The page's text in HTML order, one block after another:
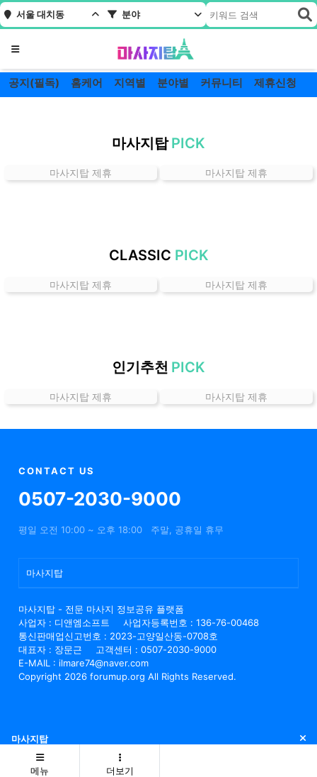
서울 대치동 분야
메뉴
공지(필독) 홈케어 지역별 분야별 커뮤니티 제휴신청
동
위
샵
천
마사지탑 PICK
마사지탑 제휴 마사지탑 제휴
CLASSIC PICK
마사지탑 제휴 마사지탑 제휴
인기추천 PICK
마사지탑 제휴 마사지탑 제휴
CONTACT US
0507-2030-9000
평일 오전 10:00 ~ 오후 18:00 주말, 공휴일 휴무
마사지탑
마사지탑 - 전문 마사지 정보공유 플랫폼
사업자 : 디앤엠소프트
사업자등록번호 : 136-76-00468
통신판매업신고번호 : 2023-고양일산동-0708호
대표자 : 장문근
고객센터 : 0507-2030-9000
E-MAIL : ilmare74@naver.com
Copyright 2026 forumup.org All Rights Reserved.
마사지탑 닫
메뉴 더보기